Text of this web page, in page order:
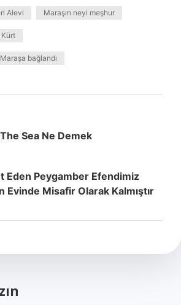
Alevi Maraşın neyi meşhur
Kürt
bağlandı
Sea Ne Demek
Eden Peygamber Efendimiz
Evinde Misafir Olarak Kalmıştır